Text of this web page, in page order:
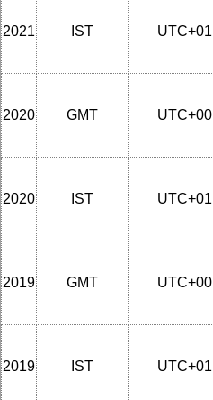
2021 IST UTC+01
2020 GMT UTC+00
2020 IST UTC+01
2019 GMT UTC+00
2019 IST UTC+01